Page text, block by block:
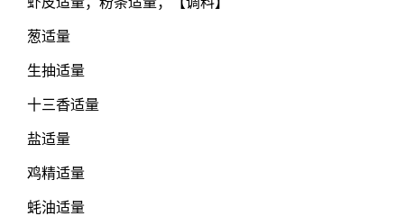
葱适量
生抽适量
十三香适量
盐适量
鸡精适量
蚝油适量